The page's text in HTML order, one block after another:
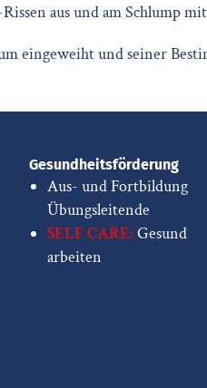
aus und am Schlump
eingeweiht und seiner
Gesundheitsförderung
Aus- und Fortbildung
Übungsleitende
SELF CARE: Gesund
arbeiten